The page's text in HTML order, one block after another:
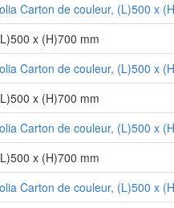
Carton de couleur, (L)500 x
x (H)700 mm
Carton de couleur, (L)500 x
x (H)700 mm
Carton de couleur, (L)500 x
x (H)700 mm
Carton de couleur, (L)500 x